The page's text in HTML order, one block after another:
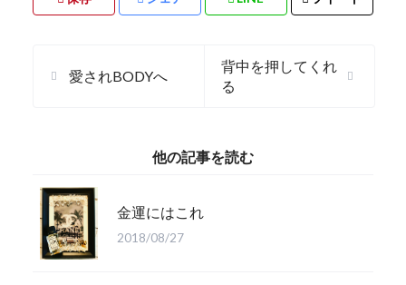
愛されBODYへ
背中を押してくれ
る
他の記事を読む
金運にはこれ
2018/08/27